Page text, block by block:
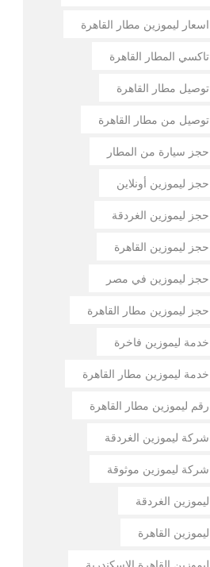
اسعار ليموزين مطار القاهرة
تاكسي المطار القاهرة
توصيل مطار القاهرة
توصيل من مطار القاهرة
حجز سيارة من المطار
حجز ليموزين أونلاين
حجز ليموزين الغردقة
حجز ليموزين القاهرة
حجز ليموزين في مصر
حجز ليموزين مطار القاهرة
خدمة ليموزين فاخرة
خدمة ليموزين مطار القاهرة
رقم ليموزين مطار القاهرة
شركة ليموزين الغردقة
شركة ليموزين موثوقة
ليموزين الغردقة
ليموزين القاهرة
ليموزين القاهرة الإسكندرية